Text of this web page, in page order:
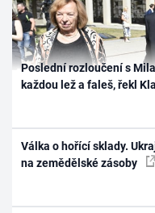
Poslední rozloučení s
každou lež a faleš, řekl
Válka o hořící sklady.
na zemědělské zásoby